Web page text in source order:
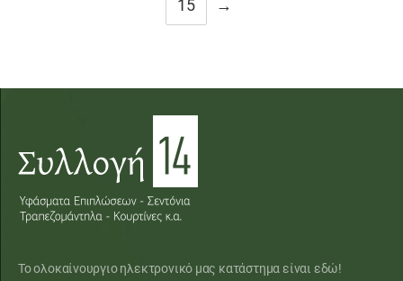
15 →
Το ολοκαίνουργιο ηλεκτρονικό μας κατάστημα είναι εδώ!